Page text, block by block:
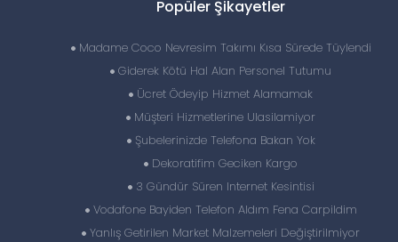
Popüler Şikayetler
Madame Coco Nevresim Takımı Kısa Sürede Tüylendi
Giderek Kötü Hal Alan Personel Tutumu
Ücret Ödeyip Hizmet Alamamak
Müşteri Hizmetlerine Ulasilamiyor
Şubelerinizde Telefona Bakan Yok
Dekoratifim Geciken Kargo
3 Gündür Süren Internet Kesintisi
Vodafone Bayiden Telefon Aldım Fena Carpildim
Yanlış Getirilen Market Malzemeleri Değiştirilmiyor